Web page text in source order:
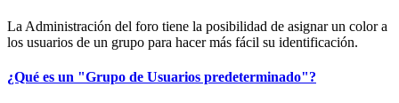
La Administración del foro tiene la posibilidad de asignar un color a
los usuarios de un grupo para hacer más fácil su identificación.
¿Qué es un "Grupo de Usuarios predeterminado"?